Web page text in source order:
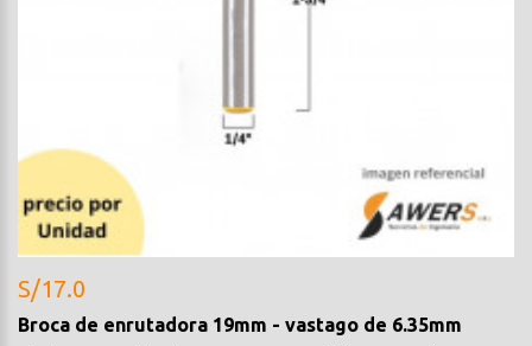
S/17.0
Broca de enrutadora 19mm - vastago de 6.35mm